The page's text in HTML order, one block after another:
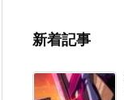
新着記事